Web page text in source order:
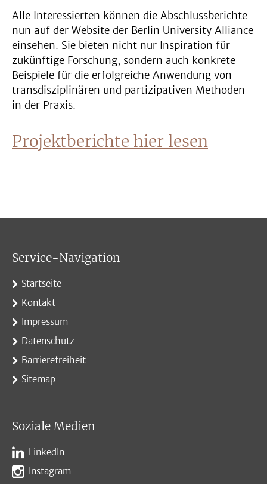
Alle Interessierten können die Abschlussberichte
nun auf der Website der Berlin University Alliance
einsehen. Sie bieten nicht nur Inspiration für
zukünftige Forschung, sondern auch konkrete
Beispiele für die erfolgreiche Anwendung von
transdisziplinären und partizipativen Methoden
in der Praxis.
Projektberichte hier lesen
Service-Navigation
Startseite
Kontakt
Impressum
Datenschutz
Barrierefreiheit
Sitemap
Soziale Medien
LinkedIn
Instagram